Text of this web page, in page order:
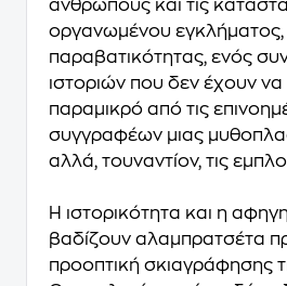
ανθρώπους και τις
οργανωμένου εγκλήματος,
παραβατικότητας, ενός
ιστοριών που δεν έχουν
παραμικρό από τις
συγγραφέων μιας
αλλά, τουναντίον, τις
Η ιστορικότητα και η
βαδίζουν αλαμπρατσέτα
προοπτική σκιαγράφησης